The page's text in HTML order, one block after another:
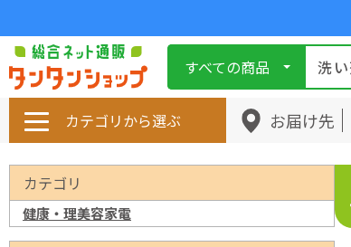
すべての商品
カテゴリから選ぶ お届け先
カテゴリ
健康・理美容家電